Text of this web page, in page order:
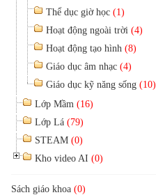
Thể dục giờ học (1)
Hoạt động ngoài trời (4)
Hoạt động tạo hình (8)
Giáo dục âm nhạc (4)
Giáo dục kỹ năng sống (10)
Lớp Mầm (16)
Lớp Lá (79)
STEAM (0)
Kho video AI (0)
Sách giáo khoa (0)